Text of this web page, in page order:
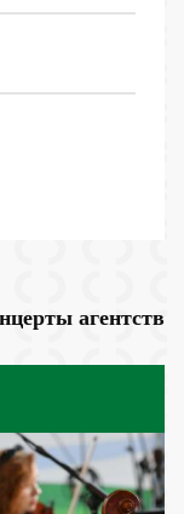
агентств